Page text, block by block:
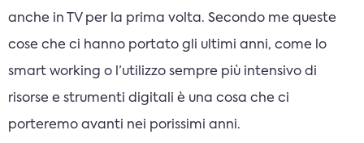
anche in TV per la prima volta. Secondo me queste
cose che ci hanno portato gli ultimi anni, come lo
smart working o l’utilizzo sempre più intensivo di
risorse e strumenti digitali è una cosa che ci
porteremo avanti nei porissimi anni.